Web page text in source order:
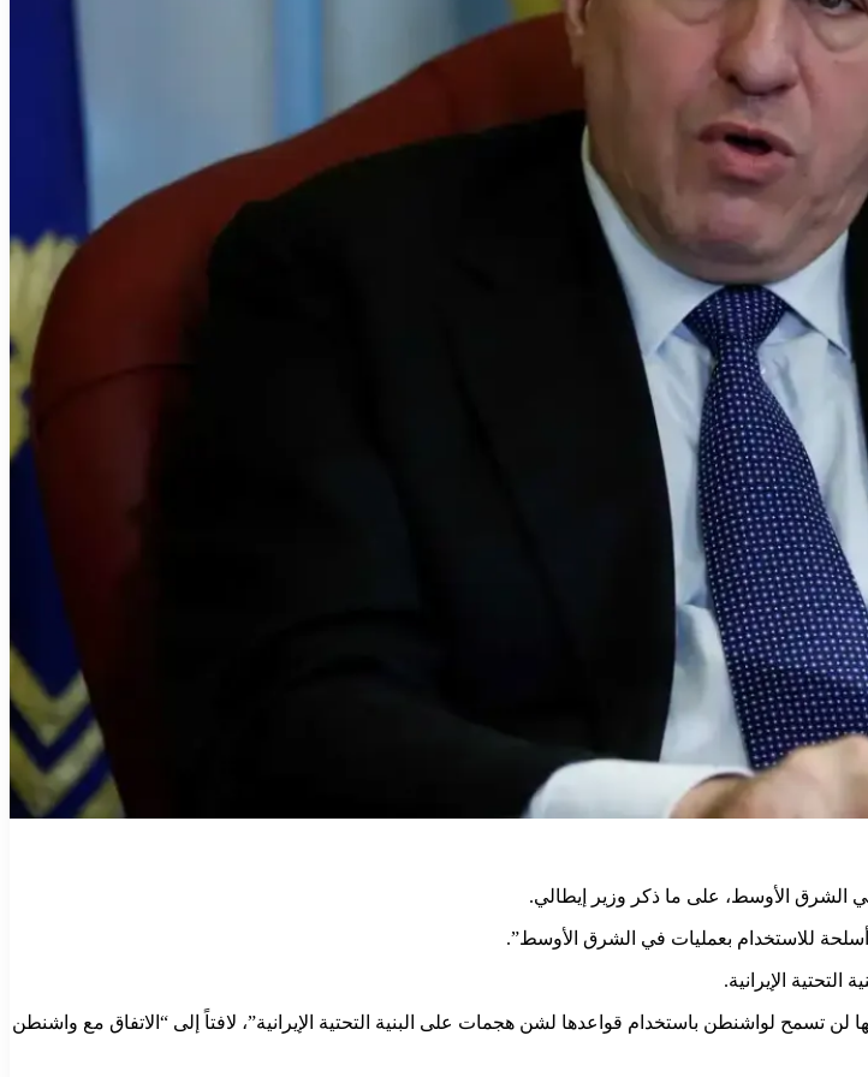
الشرق الأوسط، على ما ذكر وزير إيطالي.
أسلحة للاستخدام بعمليات في الشرق الأوسط”.
الإيرانية.
تسمح لواشنطن باستخدام قواعدها لشن هجمات على البنية التحتية الإيرانية”، لافتاً إلى “الاتفاق مع واشنطن